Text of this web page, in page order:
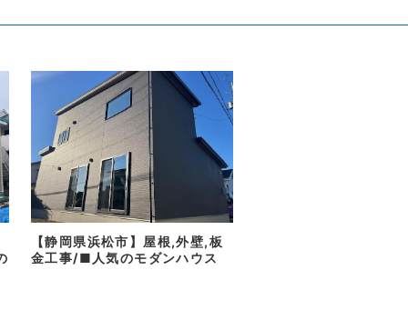
【静岡県浜松市】屋根,外壁,板
金工事/■人気のモダンハウス